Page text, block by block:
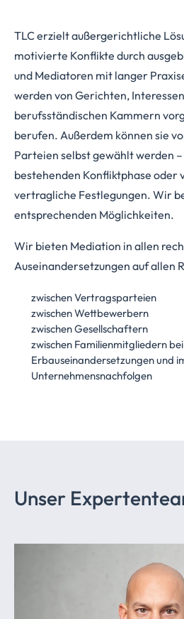
TLC erzielt außergerichtliche
motivierte Konflikte durch
und Mediatoren mit langer
werden von Gerichten,
berufsständischen Kammern
berufen. Außerdem können sie
Parteien selbst gewählt werden
bestehenden Konfliktphase oder
vertragliche Festlegungen. Wir
entsprechenden Möglichkeiten.
Wir bieten Mediation in allen
Auseinandersetzungen auf allen
zwischen Vertragsparteien
zwischen Wettbewerbern
zwischen Gesellschaftern
zwischen Familienmitgliedern bei
Erbauseinandersetzungen und
Unternehmensnachfolgen
Unser